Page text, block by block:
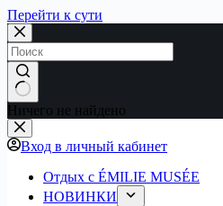
Перейти к сути
Ничего не найдено
Вход в личный кабинет
Отдых с ÉMILIE MUSÉE
НОВИНКИ